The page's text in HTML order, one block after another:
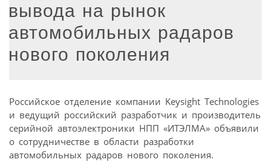
вывода на рынок
автомобильных радаров
нового поколения
Российское отделение компании Keysight Technologies
и ведущий российский разработчик и производитель
серийной автоэлектроники НПП «ИТЭЛМА» объявили
о сотрудничестве в области разработки
автомобильных радаров нового поколения.